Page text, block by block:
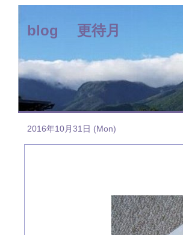
blog 更待月
2016年10月31日 (Mon)